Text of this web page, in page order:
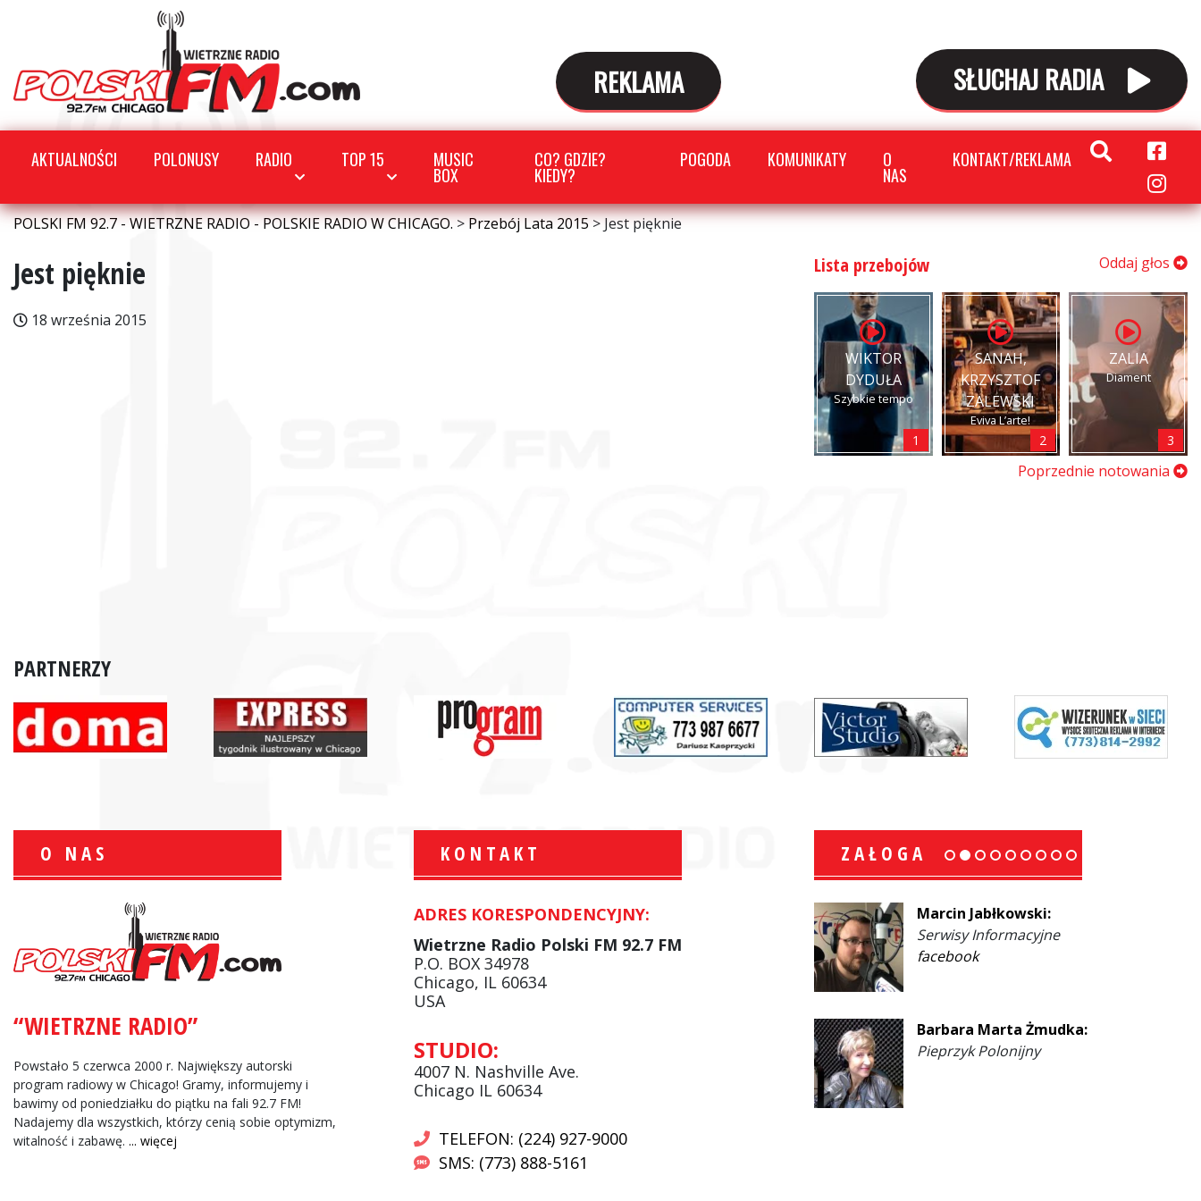
REKLAMA SŁUCHAJ RADIA
AKTUALNOŚCI POLONUSY RADIO TOP 15 MUSIC
BOX
CO? GDZIE?
KIEDY?
POGODA KOMUNIKATY O
NAS
KONTAKT/REKLAMA
POLSKI FM 92.7 - WIETRZNE RADIO - POLSKIE RADIO W CHICAGO.>Przebój Lata 2015>Jest pięknie
Jest pięknie
18 września 2015
Lista przebojów Oddaj głos
WIKTOR
DYDUŁA
Szybkie tempo
1
SANAH,
KRZYSZTOF
ZALEWSKI
Eviva L’arte!
2
ZALIA
Diament
3
Poprzednie notowania
PARTNERZY
O NAS
“WIETRZNE RADIO”
Powstało 5 czerwca 2000 r. Największy autorski
program radiowy w Chicago! Gramy, informujemy i
bawimy od poniedziałku do piątku na fali 92.7 FM!
Nadajemy dla wszystkich, którzy cenią sobie optymizm,
witalność i zabawę. ... więcej
KONTAKT
ADRES KORESPONDENCYJNY:
Wietrzne Radio Polski FM 92.7 FM
P.O. BOX 34978
Chicago, IL 60634
USA
STUDIO:
4007 N. Nashville Ave.
Chicago IL 60634
TELEFON: (224) 927-9000
SMS: (773) 888-5161
ZAŁOGA
Sport Polonijny
Zbigniew Wojewnik:
Krzysztof Wawer:
Komentator
facebook
Marcin Jabłkowski:
Serwisy Informacyjne
facebook
Barbara Marta Żmudka:
Pieprzyk Polonijny